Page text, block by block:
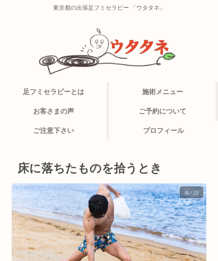
東京都の出張足フミセラピー 「ウタタネ」
足フミセラピーとは 施術メニュー
お客さまの声 ご予約について
ご注意下さい プロフィール
床に落ちたものを拾うとき
体の話